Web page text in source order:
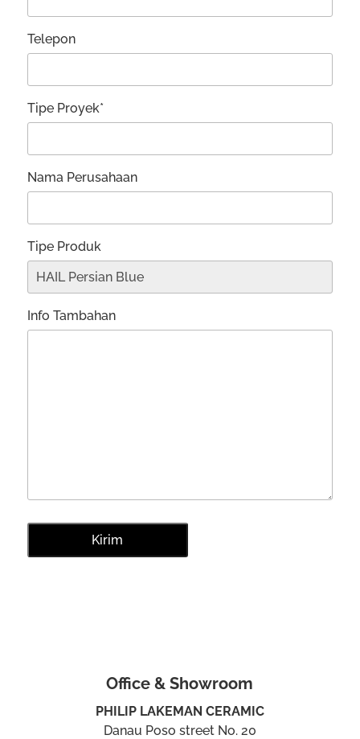
Telepon
Tipe Proyek*
Nama Perusahaan
Tipe Produk
Info Tambahan
Office & Showroom
PHILIP LAKEMAN CERAMIC
Danau Poso street No. 20